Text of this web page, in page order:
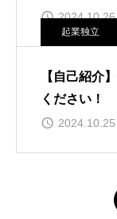
2024.10.26
起業独立
【自己紹介
ください！
2024.10.25